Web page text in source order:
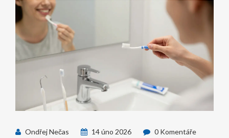
Ondřej Nečas 14 úno 2026
0 Komentáře